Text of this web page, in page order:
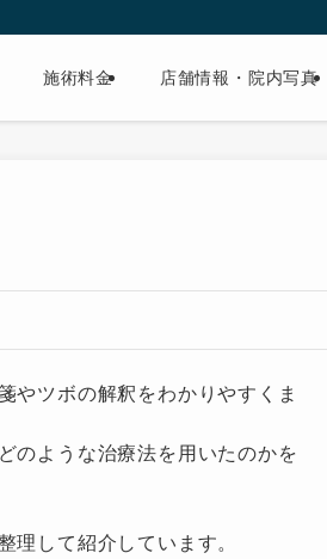
施術料金 店舗情報・院内写真
やツボの解釈をわかりやすくま
のような治療法を用いたのかを
理して紹介しています。